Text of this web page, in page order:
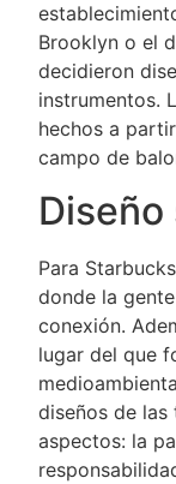
Brooklyn o el
decidieron
instrumentos.
hechos a
campo de
Para
donde la
conexión.
lugar del que
diseños de las
aspectos: la